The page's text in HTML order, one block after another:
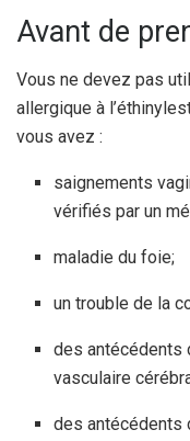
Avant de
Vous ne devez pas
allergique à
vous avez :
saignements
vérifiés par un
maladie du foie;
un trouble de la
des antécédents
vasculaire
des antécédents